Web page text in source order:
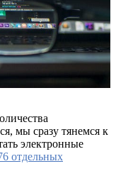
мы сразу тянемся к
электронные
отдельных